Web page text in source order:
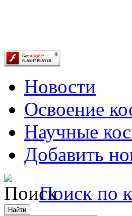
Новости
Освоение
Научные
Добавить
Поиск по